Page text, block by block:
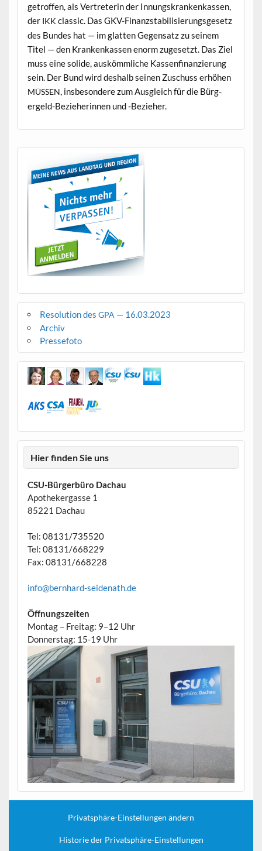
getrof­fen, als Vertreterin der Innungskrankenkassen,
der IKK clas­sic. Das GKV-Finanzsta­bil­isierungs­ge­setz
des Bun­des hat — im glat­ten Gegen­satz zu seinem
Titel — den Krankenkassen enorm zuge­set­zt. Das Ziel
muss eine solide, auskömm­liche Kassen­fi­nanzierung
sein. Der Bund wird deshalb seinen Zuschuss erhöhen
MÜSSEN, ins­beson­dere zum Aus­gle­ich für die Bürg­
ergeld-Bezieherin­nen und ‑Bezieher.
Resolution des GPA — 16.03.2023
Archiv
Pressefoto
Hier finden Sie uns
CSU-Bürgerbüro Dachau
Apothekergasse 1
85221 Dachau
Tel: 08131/735520
Tel: 08131/668229
Fax: 08131/668228
info@bernhard-seidenath.de
Öffnungszeiten
Montag – Freitag: 9–12 Uhr
Donnerstag: 15-19 Uhr
Privatsphäre-Einstellungen ändern
Historie der Privatsphäre-Einstellungen